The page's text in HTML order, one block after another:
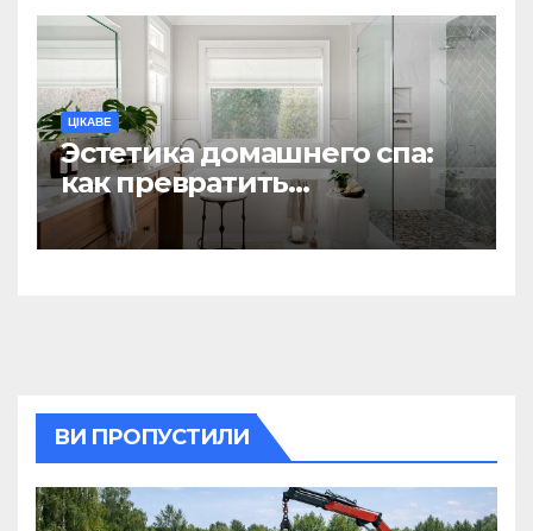
ЦІКАВЕ
Эстетика домашнего спа:
как превратить
ежедневную гигиену в
восстанавливающий
ВИ ПРОПУСТИЛИ